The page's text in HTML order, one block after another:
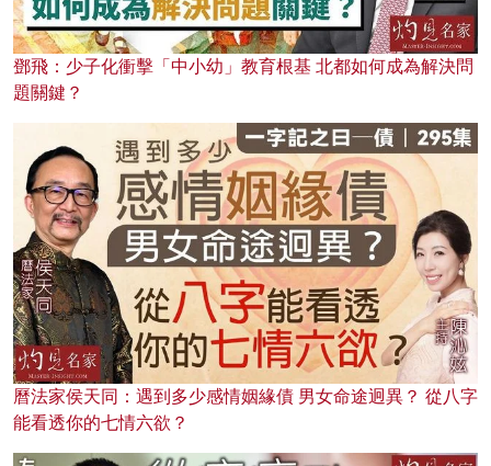
鄧飛：少子化衝擊「中小幼」教育根基 北都如何成為解決問
題關鍵？
曆法家侯天同：遇到多少感情姻緣債 男女命途迥異？ 從八字
能看透你的七情六欲？